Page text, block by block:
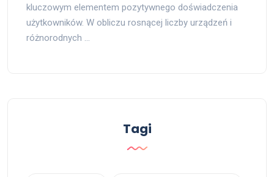
kluczowym elementem pozytywnego doświadczenia
użytkowników. W obliczu rosnącej liczby urządzeń i
różnorodnych …
Tagi